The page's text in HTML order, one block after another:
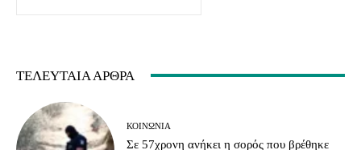
ΤΕΛΕΥΤΑΊΑ ΆΡΘΡΑ
ΚΟΙΝΩΝΊΑ
Σε 57χρονη ανήκει η σορός που βρέθηκε